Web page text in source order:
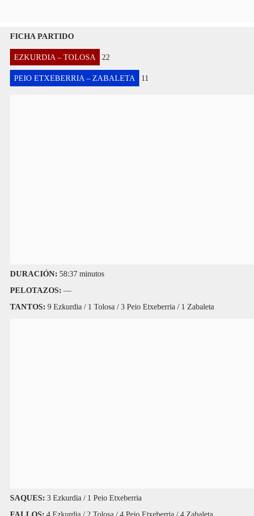
FICHA PARTIDO
EZKURDIA – TOLOSA 22
PEIO ETXEBERRIA – ZABALETA 11
DURACIÓN: 58:37 minutos
PELOTAZOS: —
TANTOS: 9 Ezkurdia / 1 Tolosa / 3 Peio Etxeberria / 1 Zabaleta
SAQUES: 3 Ezkurdia / 1 Peio Etxeberria
FALLOS: 4 Ezkurdia / 2 Tolosa / 4 Peio Etxeberria / 4 Zabaleta